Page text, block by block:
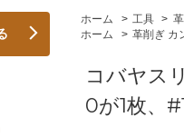
ホーム > 工具 >
ホーム
> 革削ぎ カ
コバヤス
0が1枚、